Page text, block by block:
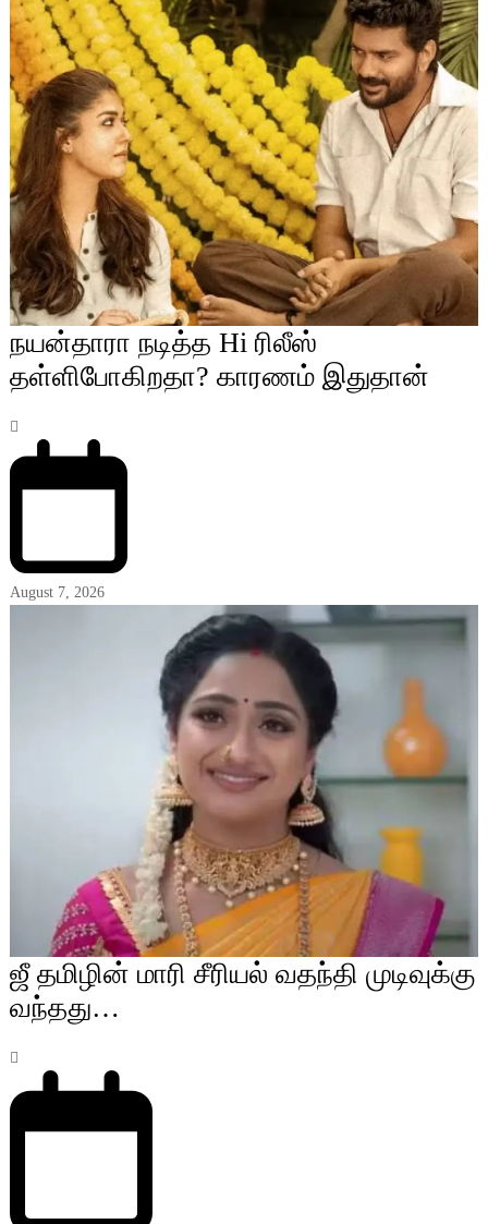
நயன்தாரா நடித்த Hi ரிலீஸ்
தள்ளிபோகிறதா? காரணம் இதுதான்
August 7, 2026
ஜீ தமிழின் மாரி சீரியல் வதந்தி முடிவுக்கு
வந்தது…